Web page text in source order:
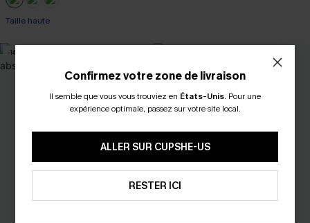
Taille haute
-14%
Confirmez votre zone de livraison
Il semble que vous vous trouviez en États-Unis. Pour une
expérience optimale, passez sur votre site local.
ALLER SUR CUPSHE-US
RESTER ICI